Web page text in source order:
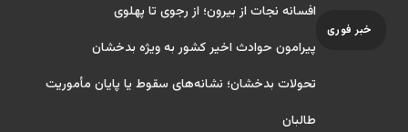
خبر فوری
افسانه نجات از بیرون؛ از رجوی تا پهلوی
پیرامون حوادث اخیر کشور به ویژه بدخشان
تحولات بدخشان؛ نشانه‌های سقوط یا پایان مأموریت
طالبان